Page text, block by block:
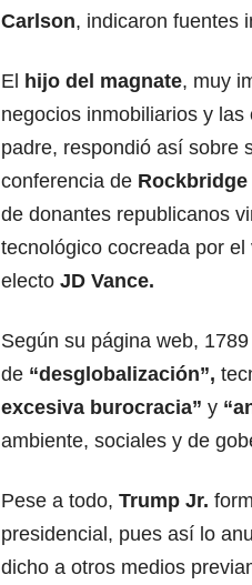
Carlson, indicaron fuentes
El hijo del magnate, muy
negocios inmobiliarios y las
padre, respondió así sobre
conferencia de
de donantes republicanos
tecnológico cocreada por
electo JD Vance.
Según su página web,
de “desglobalización”,
excesiva burocracia” y
ambiente, sociales y de
Pese a todo, Trump Jr.
presidencial, pues así lo
dicho a otros medios